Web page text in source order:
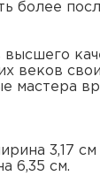
более
веков
мастера
3,17 см
6,35 см.